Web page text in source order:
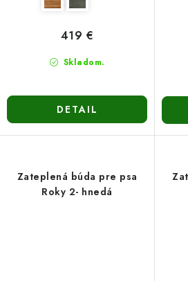
Skladom.
419 €
DETAIL
Zateplená búda pre psa
Roky 2- hnedá